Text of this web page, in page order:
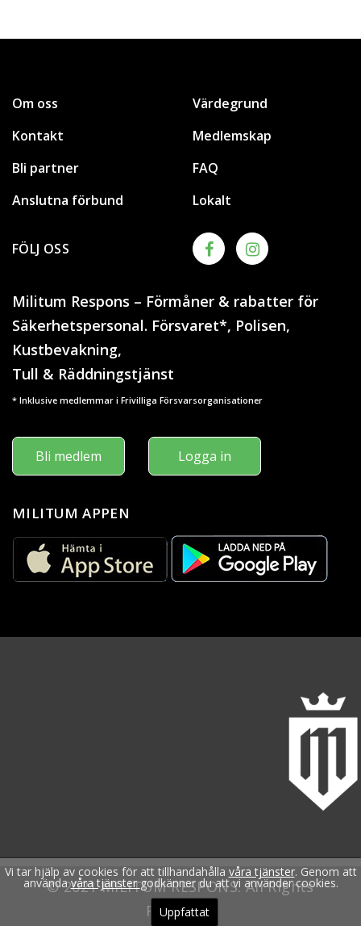
Om oss
Kontakt
Bli partner
Anslutna förbund
Värdegrund
Medlemskap
FAQ
Lokalt
FÖLJ OSS
Militum Respons – Förmåner & rabatter för
Säkerhetspersonal. Försvaret*, Polisen,
Kustbevakning,
Tull & Räddningstjänst
* Inklusive medlemmar i Frivilliga Försvarsorganisationer
Bli medlem Logga in
MILITUM APPEN
© 2021 MILITUM RESPONS. All Rights
Reserved.
Vi tar hjälp av cookies för att tillhandahålla våra tjänster. Genom att
användavåra tjänstergodkänner du att vi använder cookies.
Uppfattat